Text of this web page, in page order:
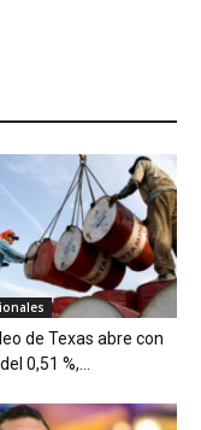
de Texas abre con
0,51 %,...